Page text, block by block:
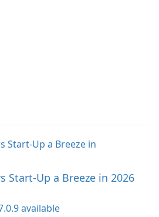
Start-Up a Breeze in 2026